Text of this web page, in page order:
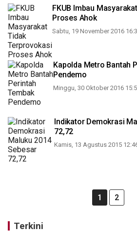
FKUB Imbau
Proses Ahok
Sabtu, 19 November 2016
Kapolda Metro Bantah
Pendemo
Minggu, 30 Oktober 2016
Indikator Demokrasi
72,72
Kamis, 13 Agustus 2015
1 2
Terkini